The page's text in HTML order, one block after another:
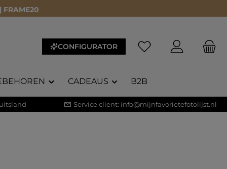
FRAME20
CONFIGURATOR Je hebt 0 items op
CADEAUS B2B
Service client: info@mijnfavorietefotolijst.nl